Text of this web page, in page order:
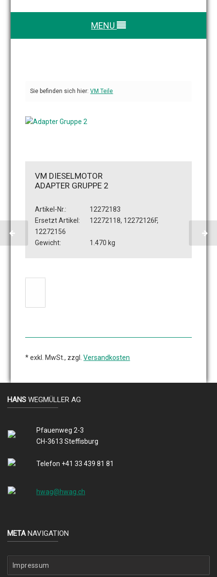
MENU
Sie befinden sich hier:VM Teile
VM DIESELMOTOR
ADAPTER GRUPPE 2
Artikel-Nr.:
12272183
Ersetzt Artikel:
12272118, 12272126F,
12272156
Gewicht:
1.470 kg
* exkl. MwSt., zzgl.Versandkosten
HANS WEGMÜLLER AG
Pfauenweg 2-3
CH-3613 Steffisburg
Telefon +41 33 439 81 81
hwag@hwag.ch
META NAVIGATION
Impressum